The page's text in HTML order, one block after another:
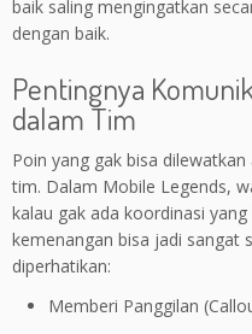
baik saling mengingatkan
dengan baik.
Pentingnya
dalam Tim
Poin yang gak bisa
tim. Dalam Mobile Legends,
kalau gak ada koordinasi
kemenangan bisa jadi sangat
diperhatikan:
Memberi Panggilan